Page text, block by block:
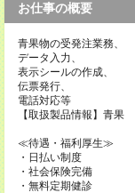
お仕事の概要
青果物の受発注業務、
データ入力、
表示シールの作成、
伝票発行、
電話対応等
【取扱製品情報】青果
≪待遇・福利厚生≫
・日払い制度
・社会保険完備
・無料定期健診